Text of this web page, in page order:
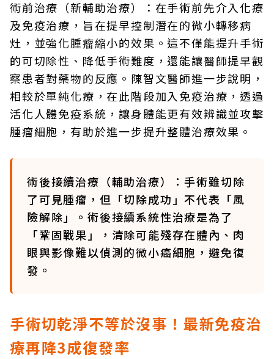
術前治療（新輔助治療）：在手術前先介入化療
及免疫治療，旨在提早控制潛在的微小轉移病
灶，並強化腫瘤縮小的效果。這不僅能提升手術
的可切除性、降低手術難度，還能讓醫師提早觀
察患者對藥物的反應。陳智文醫師進一步說明，
相較於單純化療，在此階段加入免疫治療，透過
活化人體免疫系統，讓身體能更有效辨識並攻擊
腫瘤細胞，有助於進一步提升整體治療效果。
術後接續治療（輔助治療）：手術雖切除
了可見腫瘤，但「切除成功」不代表「風
險解除」。術後接續系統性治療是為了
「鞏固戰果」，清除可能殘存在體內、肉
眼與影像難以偵測的微小癌細胞，避免復
發。
手術切乾淨不等於沒事！最新免疫治
療再降3成復發率